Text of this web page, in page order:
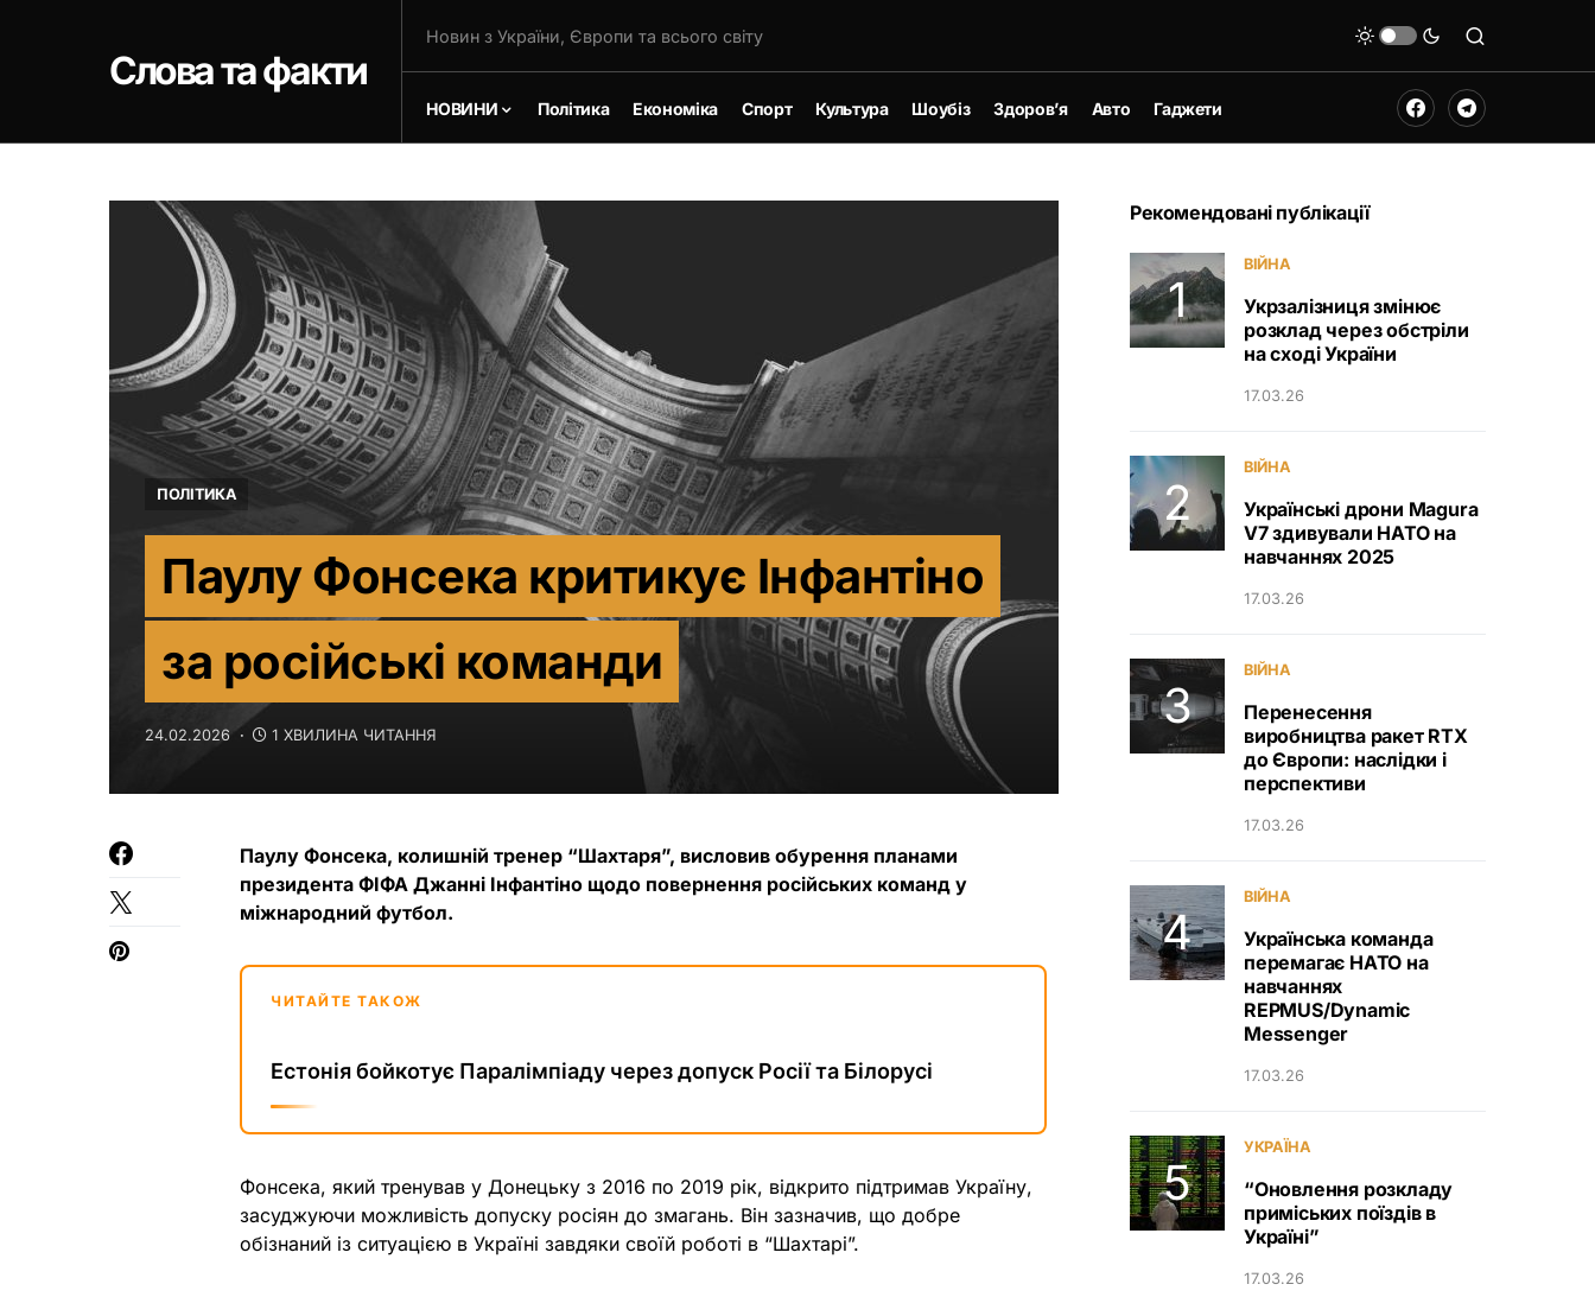
Слова та факти
Новин з України, Європи та всього світу
НОВИНИ Політика Економіка Спорт Культура Шоубіз Здоров’я Авто Гаджети
ПОЛІТИКА
Паулу Фонсека критикує Інфантіно
за російські команди
24.02.2026 1 ХВИЛИНА ЧИТАННЯ
Паулу Фонсека, колишній тренер “Шахтаря”, висловив обурення планами
президента ФІФА Джанні Інфантіно щодо повернення російських команд у
міжнародний футбол.
ЧИТАЙТЕ ТАКОЖ
Естонія бойкотує Паралімпіаду через допуск Росії та Білорусі
Фонсека, який тренував у Донецьку з 2016 по 2019 рік, відкрито підтримав Україну,
засуджуючи можливість допуску росіян до змагань. Він зазначив, що добре
обізнаний із ситуацією в Україні завдяки своїй роботі в “Шахтарі”.
Рекомендовані публікації
ВІЙНА
Укрзалізниця змінює
розклад через обстріли
на сході України
17.03.26
ВІЙНА
Українські дрони Magura
V7 здивували НАТО на
навчаннях 2025
17.03.26
ВІЙНА
Перенесення
виробництва ракет RTX
до Європи: наслідки і
перспективи
17.03.26
ВІЙНА
Українська команда
перемагає НАТО на
навчаннях
REPMUS/Dynamic
Messenger
17.03.26
УКРАЇНА
“Оновлення розкладу
приміських поїздів в
Україні”
17.03.26